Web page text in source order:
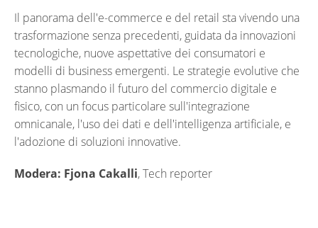
Il panorama dell'e-commerce e del retail sta vivendo una
trasformazione senza precedenti, guidata da innovazioni
tecnologiche, nuove aspettative dei consumatori e
modelli di business emergenti. Le strategie evolutive che
stanno plasmando il futuro del commercio digitale e
fisico, con un focus particolare sull'integrazione
omnicanale, l'uso dei dati e dell'intelligenza artificiale, e
l'adozione di soluzioni innovative.
Modera: Fjona Cakalli,Tech reporter